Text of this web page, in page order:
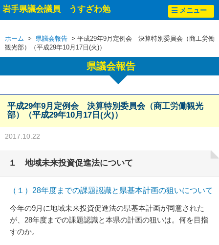
岩手県議会議員 うすざわ勉 メニュー
ホーム > 県議会報告 > 平成29年9月定例会 決算特別委員会（商工労働
観光部）（平成29年10月17日(火)）
県議会報告
平成29年9月定例会 決算特別委員会（商工労働観光
部）（平成29年10月17日(火)）
2017.10.22
１ 地域未来投資促進法について
（１）28年度までの課題認識と県基本計画の狙いについて
今年の9月に地域未来投資促進法の県基本計画が同意された
が、28年度までの課題認識と本県の計画の狙いは。何を目指
すのか。